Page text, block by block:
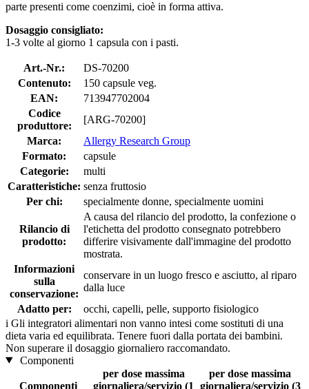
parte presenti come coenzimi, cioè in forma attiva.
Dosaggio consigliato:
1-3 volte al giorno 1 capsula con i pasti.
Art.-Nr.:
DS-70200
Contenuto:
150 capsule veg.
EAN:
713947702004
Codice
produttore:
[ARG-70200]
Marca:
Allergy Research Group
Formato:
capsule
Categorie:
multi
Caratteristiche: senza fruttosio
Per chi:
specialmente donne, specialmente uomini
Rilancio di
prodotto:
A causa del rilancio del prodotto, la confezione o
l'etichetta del prodotto consegnato potrebbero
differire visivamente dall'immagine del prodotto
mostrata.
Informazioni
sulla
conservazione:
conservare in un luogo fresco e asciutto, al riparo
dalla luce
Adatto per:
occhi, capelli, pelle, supporto fisiologico
i Gli integratori alimentari non vanno intesi come sostituti di una
dieta varia ed equilibrata. Tenere fuori dalla portata dei bambini.
Non superare il dosaggio giornaliero raccomandato.
Componenti
Componenti
per dose massima
giornaliera/servizio (1
per dose massima
giornaliera/servizio (3